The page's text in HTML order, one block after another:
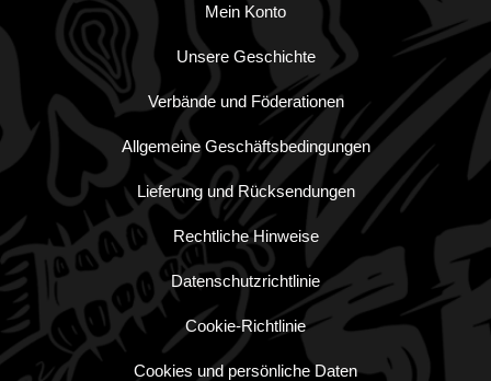
Mein Konto
Unsere Geschichte
Verbände und Föderationen
Allgemeine Geschäftsbedingungen
Lieferung und Rücksendungen
Rechtliche Hinweise
Datenschutzrichtlinie
Cookie-Richtlinie
Cookies und persönliche Daten